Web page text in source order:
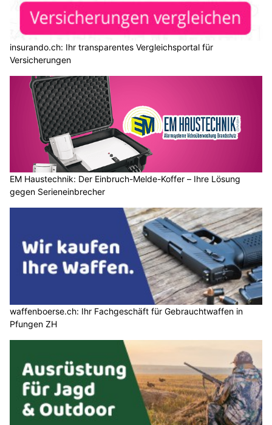
insurando.ch: Ihr transparentes Vergleichsportal für
Versicherungen
EM Haustechnik: Der Einbruch-Melde-Koffer – Ihre Lösung
gegen Serieneinbrecher
waffenboerse.ch: Ihr Fachgeschäft für Gebrauchtwaffen in
Pfungen ZH